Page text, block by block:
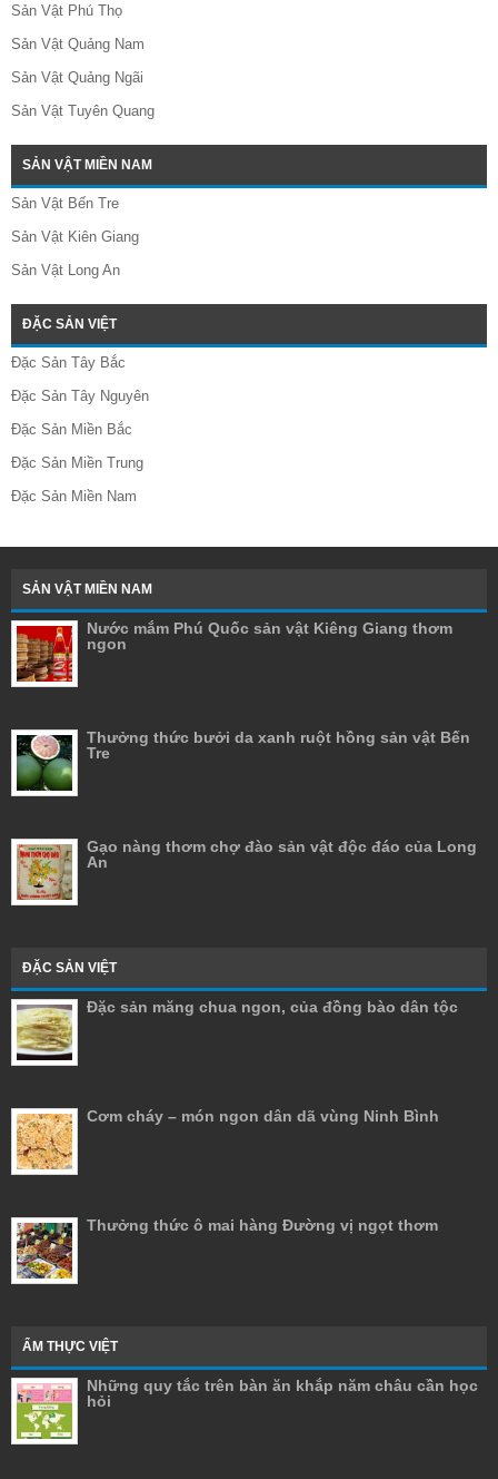
Sản Vật Phú Thọ
Sản Vật Quảng Nam
Sản Vật Quảng Ngãi
Sản Vật Tuyên Quang
SẢN VẬT MIỀN NAM
Sản Vật Bến Tre
Sản Vật Kiên Giang
Sản Vật Long An
ĐẶC SẢN VIỆT
Đặc Sản Tây Bắc
Đặc Sản Tây Nguyên
Đặc Sản Miền Bắc
Đặc Sản Miền Trung
Đặc Sản Miền Nam
SẢN VẬT MIỀN NAM
Nước mắm Phú Quốc sản vật Kiêng Giang thơm
ngon
Thưởng thức bưởi da xanh ruột hồng sản vật Bến
Tre
Gạo nàng thơm chợ đào sản vật độc đáo của Long
An
ĐẶC SẢN VIỆT
Đặc sản măng chua ngon, của đồng bào dân tộc
Cơm cháy – món ngon dân dã vùng Ninh Bình
Thưởng thức ô mai hàng Đường vị ngọt thơm
ẨM THỰC VIỆT
Những quy tắc trên bàn ăn khắp năm châu cần học
hỏi